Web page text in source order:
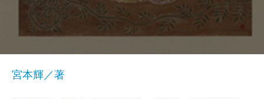
宮本輝／著